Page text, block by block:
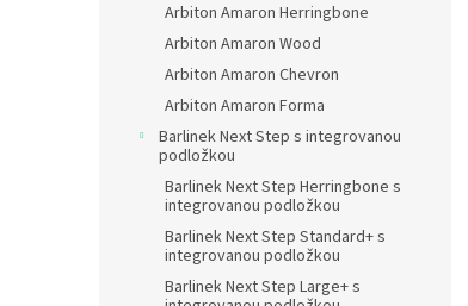
Arbiton Amaron Herringbone
Arbiton Amaron Wood
Arbiton Amaron Chevron
Arbiton Amaron Forma
Barlinek Next Step s integrovanou
podložkou
Barlinek Next Step Herringbone s
integrovanou podložkou
Barlinek Next Step Standard+ s
integrovanou podložkou
Barlinek Next Step Large+ s